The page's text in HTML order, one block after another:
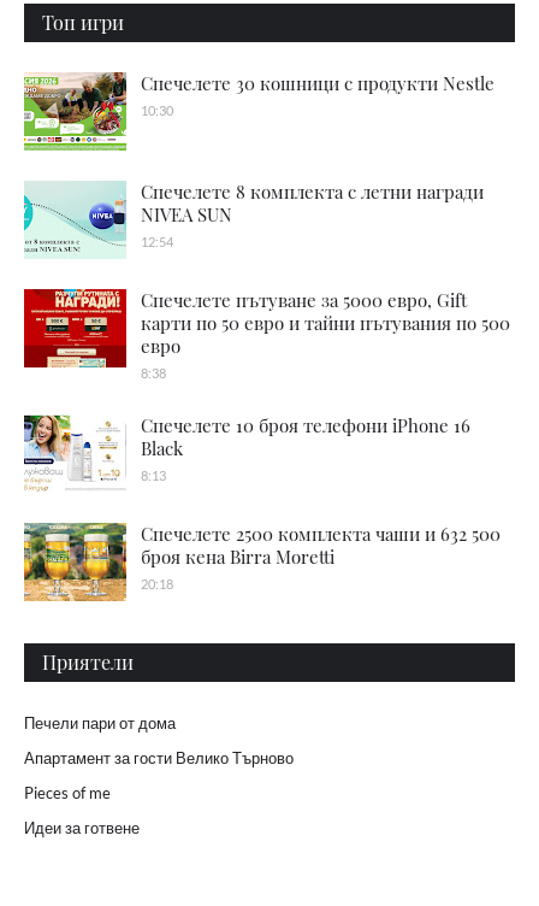
Топ игри
Спечелете 30 кошници с продукти Nestle
10:30
Спечелете 8 комплекта с летни награди
NIVEA SUN
12:54
Спечелете пътуване за 5000 евро, Gift
карти по 50 евро и тайни пътувания по 500
евро
8:38
Спечелете 10 броя телефони iPhone 16
Black
8:13
Спечелете 2500 комплекта чаши и 632 500
броя кена Birra Moretti
20:18
Приятели
Печели пари от дома
Апартамент за гости Велико Търново
Pieces of me
Идеи за готвене